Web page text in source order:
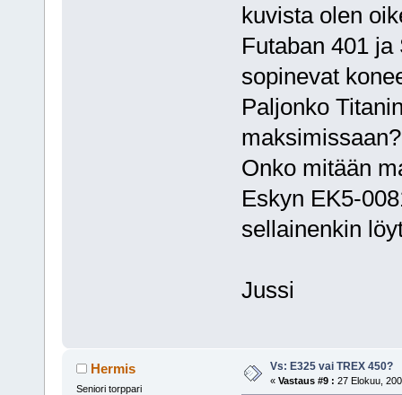
kuvista olen
Futaban 401
sopinevat
Paljonko
maksimissaan?
Onko mitään
Eskyn EK5-
sellainenkin
Jussi
Hermis
Seniori torppari
Vs: E325 vai TREX 450?
« Vastaus #9 : 27 Elokuu,